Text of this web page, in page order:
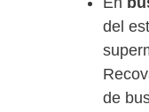
del
de